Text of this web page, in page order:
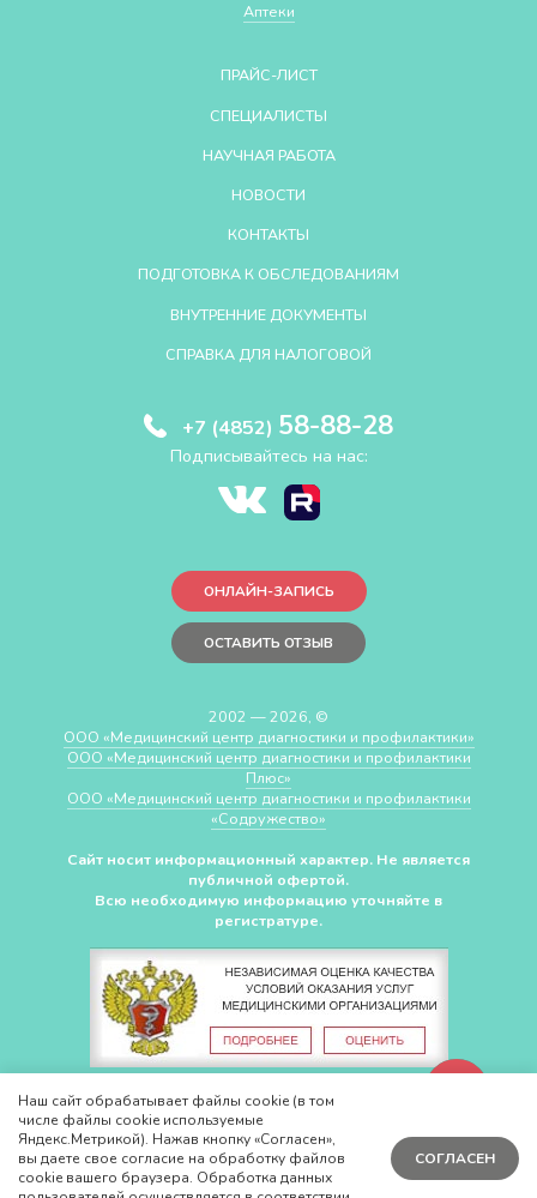
Аптеки
ПРАЙС-ЛИСТ
СПЕЦИАЛИСТЫ
НАУЧНАЯ РАБОТА
НОВОСТИ
КОНТАКТЫ
ПОДГОТОВКА К ОБСЛЕДОВАНИЯМ
ВНУТРЕННИЕ ДОКУМЕНТЫ
СПРАВКА ДЛЯ НАЛОГОВОЙ
+7 (4852) 58-88-28
Подписывайтесь на нас:
ОНЛАЙН-ЗАПИСЬ
ОСТАВИТЬ ОТЗЫВ
2002 — 2026, ©
ООО «Медицинский центр диагностики и профилактики»
ООО «Медицинский центр диагностики и профилактики
Плюс»
ООО «Медицинский центр диагностики и профилактики
«Cодружество»
Сайт носит информационный характер. Не является
публичной офертой.
Всю необходимую информацию уточняйте в
регистратуре.
СДЕЛАНО ВCHUDOV.PRO
Наш сайт обрабатывает файлы cookie (в том
числе файлы cookie используемые
Яндекс.Метрикой). Нажав кнопку «Согласен»,
вы даете свое согласие на обработку файлов
cookie вашего браузера. Обработка данных
СОГЛАСЕН